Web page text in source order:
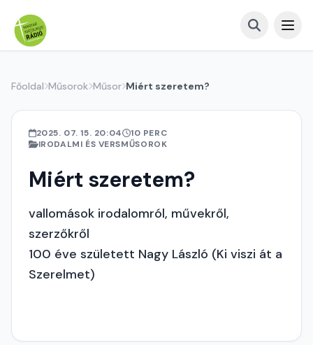
Főoldal Műsorok Műsor Miért szeretem?
2025. 07. 15. 20:04
10 PERC
IRODALMI ÉS VERSMŰSOROK
Miért szeretem?
vallomások irodalomról, művekről,
szerzőkről
100 éve született Nagy László (Ki viszi át a
Szerelmet)